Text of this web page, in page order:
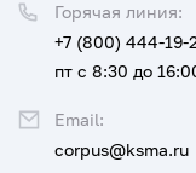
Горячая линия:
+7 (800) 444-19-
пт с 8:30 до
Email:
corpus@ksma.ru